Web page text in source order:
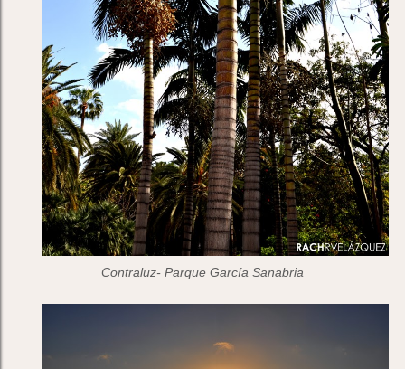
Contraluz- Parque García Sanabria